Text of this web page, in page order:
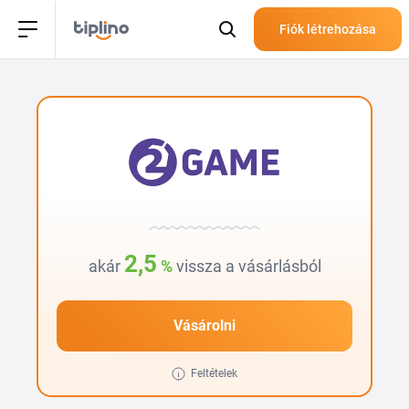
Fiók létrehozása
akár 2,5 % vissza a vásárlásból
Vásárolni
Feltételek